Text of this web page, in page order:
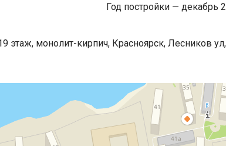
Год постройки — декабрь
этаж, монолит-кирпич, Красноярск, Лесников